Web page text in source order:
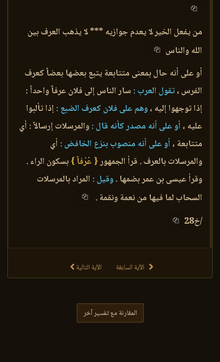
من يفعل الخير لا يعدم جوازيه *** لا يذهب العرف بين
الله والناس
أو على أنه حال بمعنى متتابعة يتبع بعضها بعضاً كعرف
الفرس ،تقول العرب : سار الناس إلى فلان عرفاً واحداً :
إذا توجهوا إليه ،وهم على فلان كعرف الضبع :إذا تألبوا
عليه ، أو على أنه مصدر كأنه قال :والمرسلات إرسالاً : أي
متتابعة ، أو على أنه منصوب بنزع الخافض : أي
والمرسلات بالعرف . قرأ الجمهور{ عُرْفاً }بسكون الراء .
وقرأ عيسى بن عمر بضمها .وقيل : المراد بالمرسلات
السحاب لما فيها من نعمة ونقمة .
/خ28
الآية السابقة الآية التالية
المقارنة مع تفسير آخر